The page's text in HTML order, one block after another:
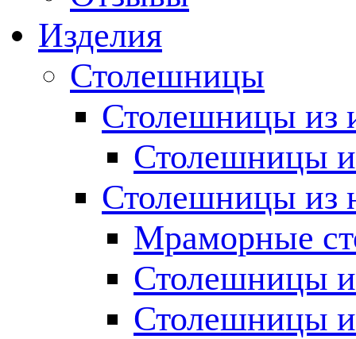
Изделия
Столешницы
Столешницы из
Столешницы
Столешницы из
Мраморные
Столешницы
Столешницы